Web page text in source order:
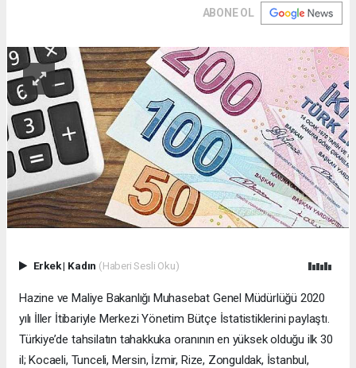
ABONE OL
Erkek| Kadın (Haberi Sesli Oku)
Hazine ve Maliye Bakanlığı Muhasebat Genel Müdürlüğü 2020
yılı İller İtibariyle Merkezi Yönetim Bütçe İstatistiklerini paylaştı.
Türkiye’de tahsilatın tahakkuka oranının en yüksek olduğu ilk 30
il; Kocaeli, Tunceli, Mersin, İzmir, Rize, Zonguldak, İstanbul,